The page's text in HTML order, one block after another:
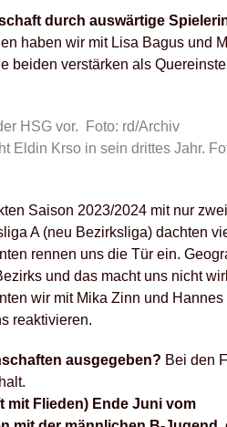
durch auswärtige
haben wir mit Lisa Bagus und
beiden verstärken als
HSG vor. Foto: rd/Archiv
Eldin Krso in sein drittes Jahr.
Saison 2023/2024 mit nur zwei
A (neu Bezirksliga) dachten
rennen uns die Tür ein.
und das macht uns nicht
wir mit Mika Zinn und Hannes
reaktivieren.
ausgegeben? Bei den
mit Flieden) Ende Juni vom